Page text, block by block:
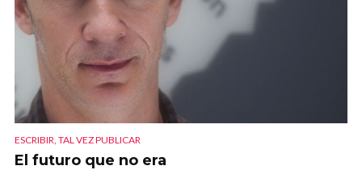
ESCRIBIR, TAL VEZ PUBLICAR
El futuro que no era